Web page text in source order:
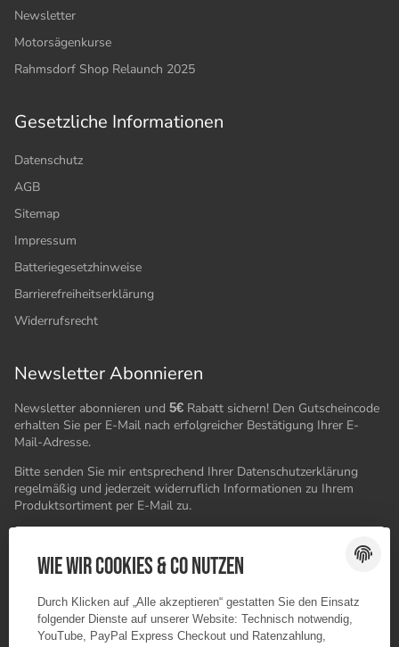
Newsletter
Motorsägenkurse
Rahmsdorf Shop Relaunch 2025
Gesetzliche Informationen
Datenschutz
AGB
Sitemap
Impressum
Batteriegesetzhinweise
Barrierefreiheitserklärung
Widerrufsrecht
Newsletter Abonnieren
Newsletter abonnieren und 5€ Rabatt sichern! Den Gutscheincode
erhalten Sie per E-Mail nach erfolgreicher Bestätigung Ihrer E-
Mail-Adresse.
Bitte senden Sie mir entsprechend Ihrer Datenschutzerklärung
regelmäßig und jederzeit widerruflich Informationen zu Ihrem
Produktsortiment per E-Mail zu.
ABONNIEREN
Wie wir Cookies & Co nutzen
Durch Klicken auf „Alle akzeptieren“ gestatten Sie den Einsatz
folgender Dienste auf unserer Website: Technisch notwendig,
YouTube, PayPal Express Checkout und Ratenzahlung,